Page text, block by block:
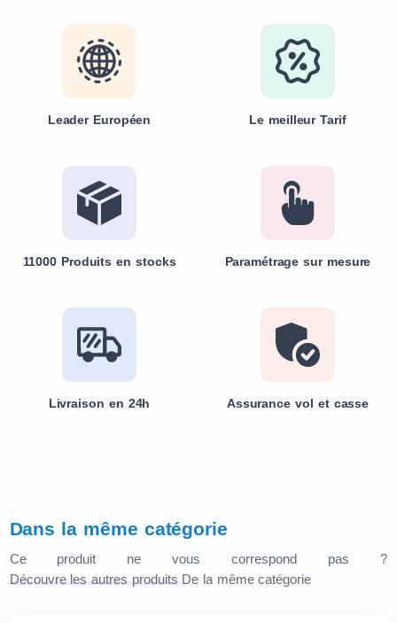
Leader Européen Le meilleur Tarif
11000 Produits en stocks Paramétrage sur mesure
Livraison en 24h Assurance vol et casse
Dans la même catégorie
Ce produit ne vous correspond pas ?
Découvre les autres produits De la même catégorie